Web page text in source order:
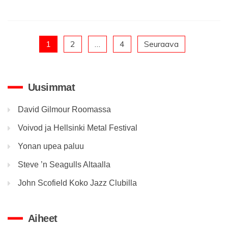
Artikkelien
1 2 … 4 Seuraava
Uusimmat
David Gilmour Roomassa
Voivod ja Hellsinki Metal Festival
Yonan upea paluu
Steve ’n Seagulls Altaalla
John Scofield Koko Jazz Clubilla
Aiheet